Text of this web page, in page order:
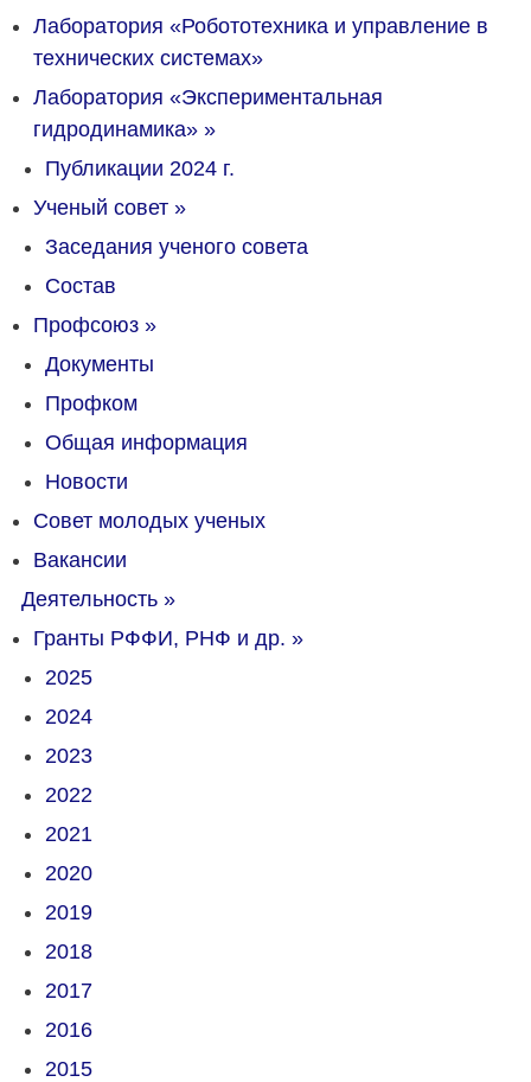
Лаборатория «Робототехника и управление в
технических системах»
Лаборатория «Экспериментальная
гидродинамика» »
Публикации 2024 г.
Ученый совет »
Заседания ученого совета
Состав
Профсоюз »
Документы
Профком
Общая информация
Новости
Совет молодых ученых
Вакансии
Деятельность »
Гранты РФФИ, РНФ и др. »
2025
2024
2023
2022
2021
2020
2019
2018
2017
2016
2015